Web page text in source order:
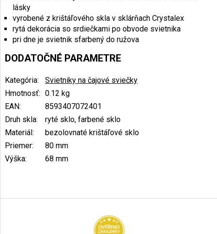
lásky
vyrobené z krištáľového skla v sklárňach Crystalex
rytá dekorácia so srdiečkami po obvode svietnika
pri dne je svietnik sfarbený do ružova
DODATOČNÉ PARAMETRE
Kategória:
Svietniky na čajové sviečky
Hmotnosť: 0.12 kg
EAN:
8593407072401
Druh skla:
ryté sklo, farbené sklo
Materiál:
bezolovnaté krištáľové sklo
Priemer:
80 mm
Výška: 68 mm
á